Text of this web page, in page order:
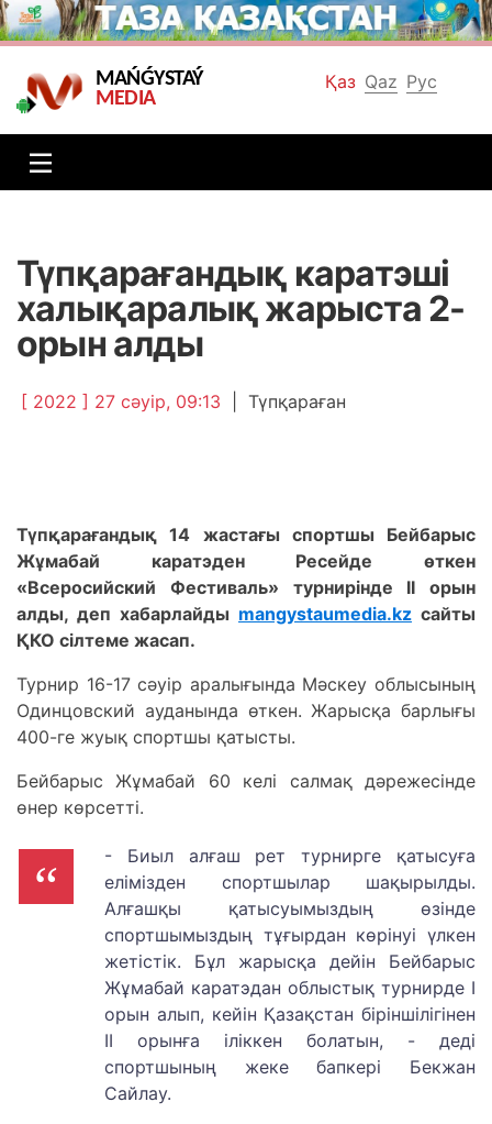
Қаз Qaz Рус
MAŃǴYSTAÝ
MEDIA
Түпқарағандық каратэші
халықаралық жарыста 2-
орын алды
[ 2022 ] 27 сәуір, 09:13 Түпқараған
Түпқарағандық 14 жастағы спортшы Бейбарыс
Жұмабай каратэден Ресейде өткен
«Всеросийский Фестиваль» турнирінде ІІ орын
алды, деп хабарлайды mangystaumedia.kz сайты
ҚКО сілтеме жасап.
Турнир 16-17 сәуір аралығында Мәскеу облысының
Одинцовский ауданында өткен. Жарысқа барлығы
400-ге жуық спортшы қатысты.
Бейбарыс Жұмабай 60 келі салмақ дәрежесінде
өнер көрсетті.
- Биыл алғаш рет турнирге қатысуға
елімізден спортшылар шақырылды.
Алғашқы қатысуымыздың өзінде
спортшымыздың тұғырдан көрінуі үлкен
жетістік. Бұл жарысқа дейін Бейбарыс
Жұмабай каратэдан облыстық турнирде І
орын алып, кейін Қазақстан біріншілігінен
ІІ орынға іліккен болатын, - деді
спортшының жеке бапкері Бекжан
Сайлау.